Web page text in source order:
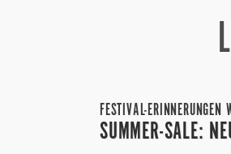
FESTIVAL-
SUMMER-SALE: